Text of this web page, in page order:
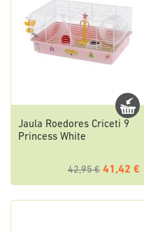
Jaula Roedores Criceti 9
Princess White
42,95 € 41,42 €